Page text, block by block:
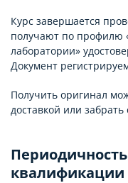
Курс завершается
получают по профилю
лаборатории»
Документ
Получить оригинал
доставкой или
квалификации